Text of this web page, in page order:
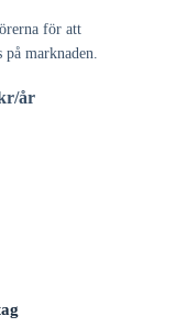
för att
marknaden.
år